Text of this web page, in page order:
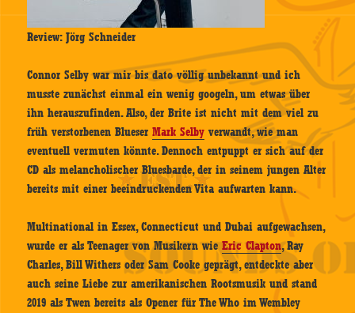
Review: Jörg Schneider
Connor Selby war mir bis dato völlig unbekannt und ich
musste zunächst einmal ein wenig googeln, um etwas über
ihn herauszufinden. Also, der Brite ist nicht mit dem viel zu
früh verstorbenen BlueserMark Selby verwandt, wie man
eventuell vermuten könnte. Dennoch entpuppt er sich auf der
CD als melancholischer Bluesbarde, der in seinem jungen Alter
bereits mit einer beeindruckenden Vita aufwarten kann.
Multinational in Essex, Connecticut und Dubai aufgewachsen,
wurde er als Teenager von Musikern wieEric Clapton, Ray
Charles, Bill Withers oder Sam Cooke geprägt, entdeckte aber
auch seine Liebe zur amerikanischen Rootsmusik und stand
2019 als Twen bereits als Opener für The Who im Wembley